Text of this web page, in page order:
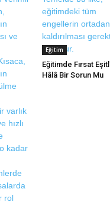
Eğitim
Eğitimde Fırsat
Hâlâ Bir Sorun Mu